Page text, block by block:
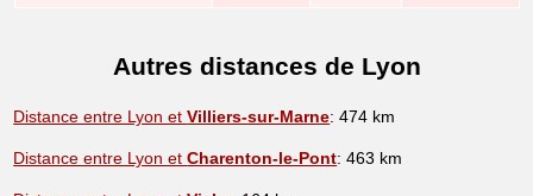
Autres distances de Lyon
Distance entre Lyon etVilliers-sur-Marne: 474 km
Distance entre Lyon etCharenton-le-Pont: 463 km